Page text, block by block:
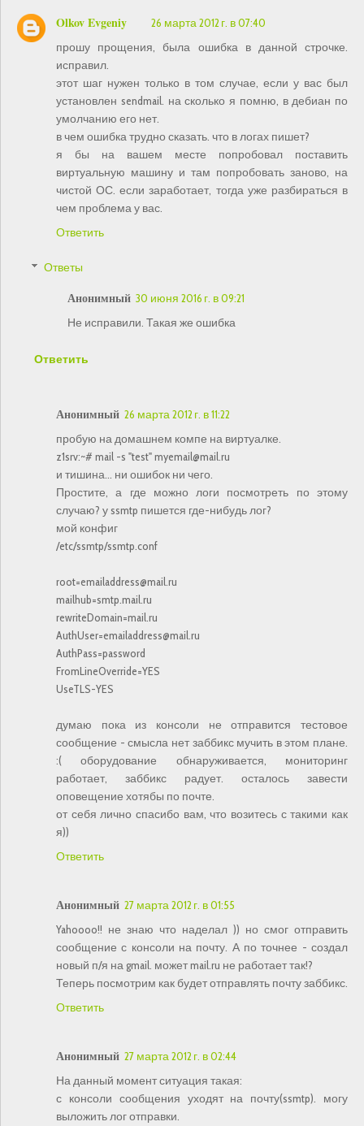
Olkov Evgeniy
26 марта 2012 г. в 07:40
прошу прощения, была ошибка в данной строчке.
исправил.
этот шаг нужен только в том случае, если у вас был
установлен sendmail. на сколько я помню, в дебиан по
умолчанию его нет.
в чем ошибка трудно сказать. что в логах пишет?
я бы на вашем месте попробовал поставить
виртуальную машину и там попробовать заново, на
чистой ОС. если заработает, тогда уже разбираться в
чем проблема у вас.
Ответить
Ответы
Анонимный 30 июня 2016 г. в 09:21
Не исправили. Такая же ошибка
Ответить
Анонимный 26 марта 2012 г. в 11:22
пробую на домашнем компе на виртуалке.
z1srv:~# mail -s "test" myemail@mail.ru
и тишина... ни ошибок ни чего.
Простите, а где можно логи посмотреть по этому
случаю? у ssmtp пишется где-нибудь лог?
мой конфиг
/etc/ssmtp/ssmtp.conf
root=emailaddress@mail.ru
mailhub=smtp.mail.ru
rewriteDomain=mail.ru
AuthUser=emailaddress@mail.ru
AuthPass=password
FromLineOverride=YES
UseTLS-YES
думаю пока из консоли не отправится тестовое
сообщение - смысла нет заббикс мучить в этом плане.
:( оборудование обнаруживается, мониторинг
работает, заббикс радует. осталось завести
оповещение хотябы по почте.
от себя лично спасибо вам, что возитесь с такими как
я))
Ответить
Анонимный 27 марта 2012 г. в 01:55
Yahoooo!! не знаю что наделал )) но смог отправить
сообщение с консоли на почту. А по точнее - создал
новый п/я на gmail. может mail.ru не работает так!?
Теперь посмотрим как будет отправлять почту заббикс.
Ответить
Анонимный 27 марта 2012 г. в 02:44
На данный момент ситуация такая:
с консоли сообщения уходят на почту(ssmtp). могу
выложить лог отправки.